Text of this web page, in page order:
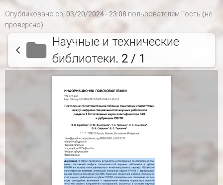
Опубликовано ср, 03/20/2024 - 23:08 пользователем Гость (не
проверено)
Научные и технические
библиотеки. 2 / 1